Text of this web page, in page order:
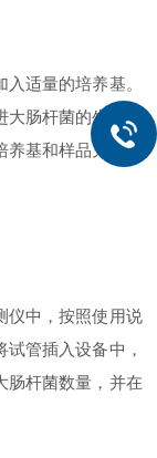
适量的培养基。
肠杆菌的生长和
基和样品充分混
中，按照使用说
管插入设备中，
肠杆菌数量，并在